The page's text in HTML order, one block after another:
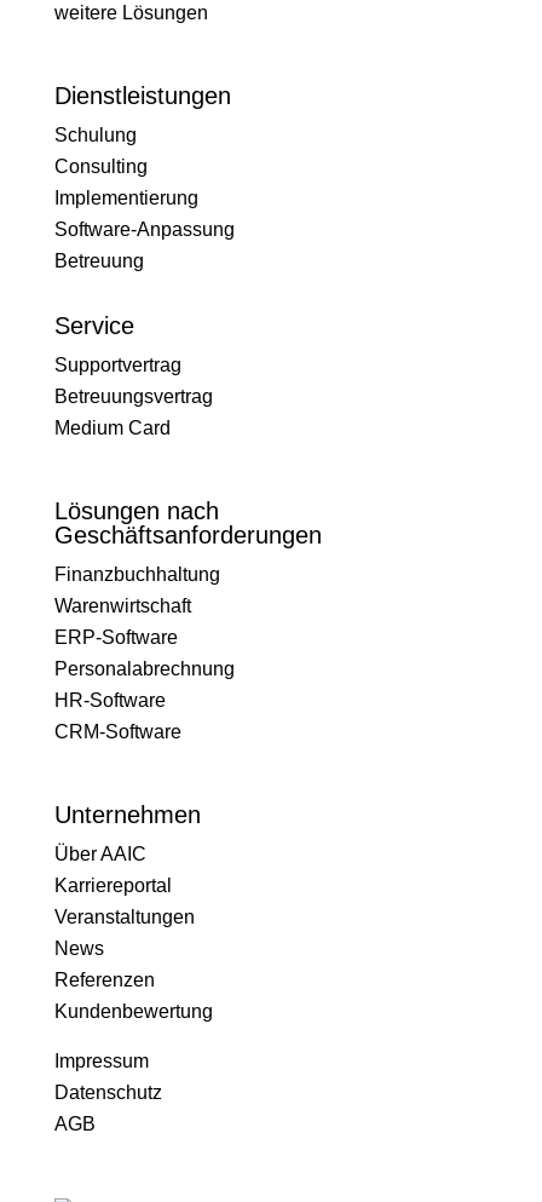
weitere Lösungen
Dienstleistungen
Schulung
Consulting
Implementierung
Software-Anpassung
Betreuung
Service
Supportvertrag
Betreuungsvertrag
Medium Card
Lösungen nach
Geschäftsanforderungen
Finanzbuchhaltung
Warenwirtschaft
ERP-Software
Personalabrechnung
HR-Software
CRM-Software
Unternehmen
Über AAIC
Karriereportal
Veranstaltungen
News
Referenzen
Kundenbewertung
Impressum
Datenschutz
AGB